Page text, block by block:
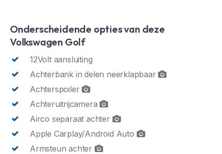
Onderscheidende opties van deze
Volkswagen Golf
12Volt aansluiting
Achterbank in delen neerklapbaar
Achterspoiler
Achteruitrijcamera
Airco separaat achter
Apple Carplay/Android Auto
Armsteun achter